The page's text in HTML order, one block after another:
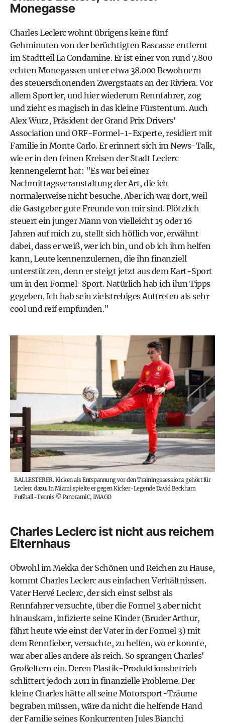
Monegasse
Charles Leclerc wohnt übrigens keine fünf
Gehminuten von der berüchtigten Rascasse entfernt
im Stadtteil La Condamine. Er ist einer von rund 7.800
echten Monegassen unter etwa 38.000 Bewohnern
des steuerschonenden Zwergstaats an der Riviera. Vor
allem Sportler, und hier wiederum Rennfahrer, zog
und zieht es magisch in das kleine Fürstentum. Auch
Alex Wurz, Präsident der Grand Prix Drivers'
Association und ORF-Formel-1-Experte, residiert mit
Familie in Monte Carlo. Er erinnert sich im News-Talk,
wie er in den feinen Kreisen der Stadt Leclerc
kennengelernt hat: "Es war bei einer
Nachmittagsveranstaltung der Art, die ich
normalerweise nicht besuche. Aber ich war dort, weil
die Gastgeber gute Freunde von mir sind. Plötzlich
steuert ein junger Mann von vielleicht 15 oder 16
Jahren auf mich zu, stellt sich höflich vor, erwähnt
dabei, dass er weiß, wer ich bin, und ob ich ihm helfen
kann, Leute kennenzulernen, die ihn finanziell
unterstützen, denn er steigt jetzt aus dem Kart-Sport
um in den Formel-Sport. Natürlich hab ich ihm Tipps
gegeben. Ich hab sein zielstrebiges Auftreten als sehr
cool und reif empfunden."
BALLESTERER. Kicken als Entspannung vor den Trainingssessions gehört für
Leclerc dazu. In Miami spielte er gegen Kicker-Legende David Beckham
Fußball-Tennis ©PanoramiC, IMAGO
Charles Leclerc ist nicht aus reichem
Elternhaus
Obwohl im Mekka der Schönen und Reichen zu Hause,
kommt Charles Leclerc aus einfachen Verhältnissen.
Vater Hervé Leclerc, der sich einst selbst als
Rennfahrer versuchte, über die Formel 3 aber nicht
hinauskam, infizierte seine Kinder (Bruder Arthur,
fährt heute wie einst der Vater in der Formel 3) mit
dem Rennfieber, versuchte, zu helfen, wo er konnte,
war aber alles andere als reich. So sprangen Charles'
Großeltern ein. Deren Plastik-Produktionsbetrieb
schlittert jedoch 2011 in finanzielle Probleme. Der
kleine Charles hätte all seine Motorsport-Träume
begraben müssen, wäre da nicht die helfende Hand
der Familie seines Konkurrenten Jules Bianchi